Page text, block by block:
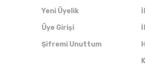
Yeni Üyelik
Üye Girişi
Şifremi Unuttum